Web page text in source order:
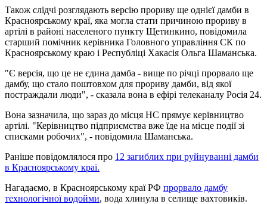
Також слідчі розглядають версію прориву ще однієї дамби в
Красноярському краї, яка могла стати причиною прориву в
артілі в районі населеного пункту Щетинкино, повідомила
старший помічник керівника Головного управління СК по
Красноярському краю і Республіці Хакасія Ольга Шаманська.
"Є версія, що це не єдина дамба - вище по річці прорвало ще
дамбу, що стало поштовхом для прориву дамби, від якої
постраждали люди", - сказала вона в ефірі телеканалу Росія 24.
Вона зазначила, що зараз до місця НС прямує керівництво
артілі. "Керівництво підприємства вже їде на місце події зі
списками робочих", - повідомила Шаманська.
Раніше повідомлялося про 12 загиблих при руйнуванні дамби
в Красноярському краї.
Нагадаємо, в Красноярському краї РФ прорвало дамбу
технологічної водойми, вода хлинула в селище вахтовиків.